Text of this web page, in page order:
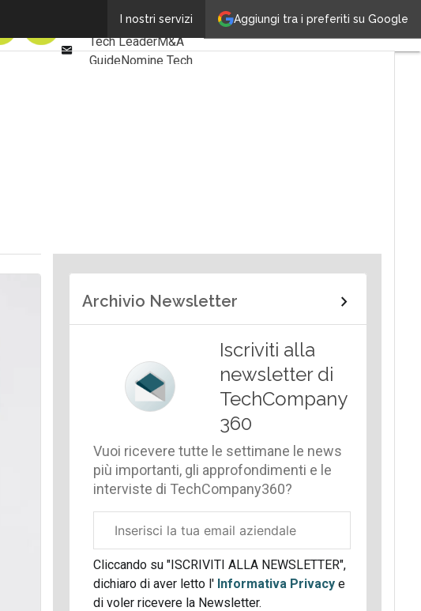
Aggiungi tra i preferiti su Google
I nostri servizi
Email
Ultimi articoli
Tech LeaderM&A
GuideNomine Tech
Archivio Newsletter
Iscriviti alla
newsletter di
TechCompany
360
Vuoi ricevere tutte le settimane le news
più importanti, gli approfondimenti e le
interviste di TechCompany360?
aziendale
Cliccando su "ISCRIVITI ALLA NEWSLETTER",
dichiaro di aver letto l'Informativa Privacy e
di voler ricevere la Newsletter.